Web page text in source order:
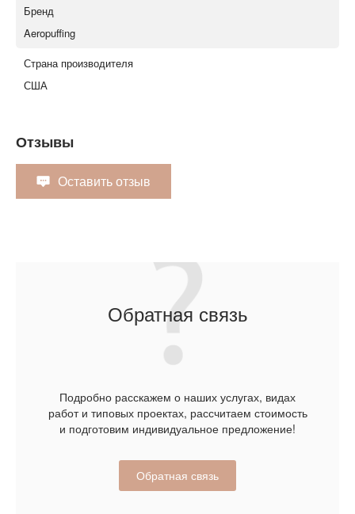
Бренд
Aeropuffing
Страна производителя
США
Отзывы
Оставить отзыв
Обратная связь
Подробно расскажем о наших услугах, видах
работ и типовых проектах, рассчитаем стоимость
и подготовим индивидуальное предложение!
Обратная связь